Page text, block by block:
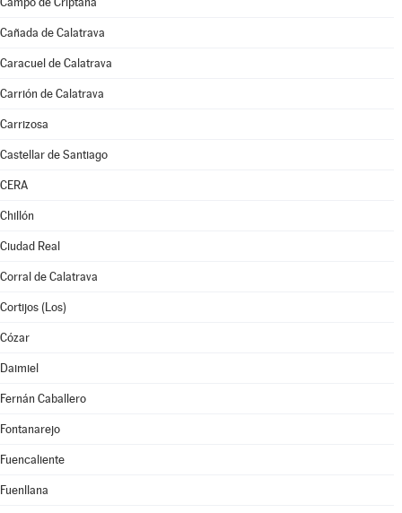
Cañada de Calatrava
Caracuel de Calatrava
Carrión de Calatrava
Carrizosa
Castellar de Santiago
CERA
Chillón
Ciudad Real
Corral de Calatrava
Cortijos (Los)
Cózar
Daimiel
Fernán Caballero
Fontanarejo
Fuencaliente
Fuenllana